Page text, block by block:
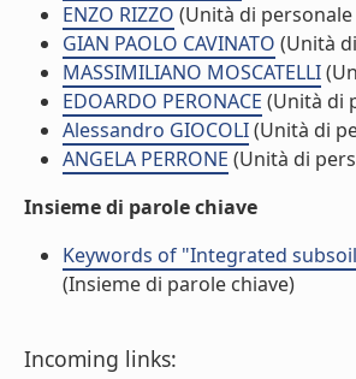
ENZO RIZZO (Unità di
GIAN PAOLO CAVINATO (Unità
MASSIMILIANO MOSCATELLI
EDOARDO PERONACE (Unità di
Alessandro GIOCOLI(Unità di
ANGELA PERRONE (Unità di
Insieme di parole chiave
Keywords of "Integrated
(Insieme di parole chiave)
Incoming links: